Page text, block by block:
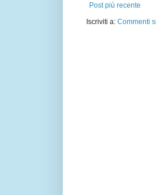
Post più recente
Iscriviti a: Commenti